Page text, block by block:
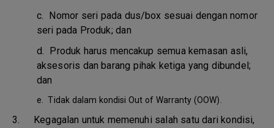
c. Nomor seri pada dus/box sesuai dengan nomor
seri pada Produk; dan
d. Produk harus mencakup semua kemasan asli,
aksesoris dan barang pihak ketiga yang dibundel;
dan
e.Tidak dalam kondisi Out of Warranty (OOW).
3. Kegagalan untuk memenuhi salah satu dari kondisi,